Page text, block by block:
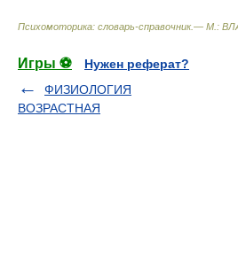
Психомоторика: cловарь-справочник.— М.:
Игры ⚽
Нужен реферат?
ФИЗИОЛОГИЯ
ВОЗРАСТНАЯ